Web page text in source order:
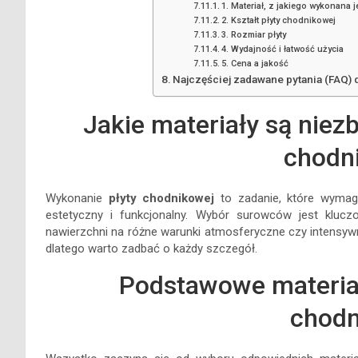
1. Materiał, z jakiego wykonana
2. Kształt płyty chodnikowej
3. Rozmiar płyty
4. Wydajność i łatwość użycia
5. Cena a jakość
Najczęściej zadawane pytania
Jakie materiały są
Wykonanie płyty chodnikowej to zadanie, które
estetyczny i funkcjonalny. Wybór surowców jest
nawierzchni na różne warunki atmosferyczne czy
dlatego warto zadbać o każdy szczegół.
Podstawowe